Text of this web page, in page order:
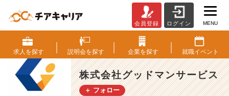
式
会
社
グ
ッ
ド
会員登録 ログイン MENU
求人を探す 説明会を探す 企業を探す 就職イベント
株式会社グッドマンサービス
＋ フォロー